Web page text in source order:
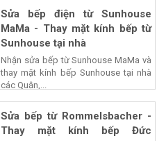
Sửa bếp điện từ Sunhouse
MaMa - Thay mặt kính bếp từ
Sunhouse tại nhà
Nhận sửa bếp từ Sunhouse MaMa và
thay mặt kính bếp Sunhouse tại nhà
các Quận,...
Sửa bếp từ Rommelsbacher -
Thay mặt kính bếp Đức